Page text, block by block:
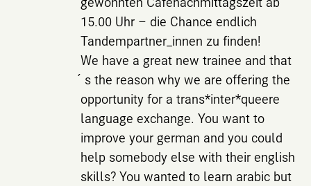
15.00 Uhr – die Chance endlich
Tandempartner_innen zu finden!
We have a great new trainee and that
´s the reason why we are offering the
opportunity for a trans*inter*queere
language exchange. You want to
improve your german and you could
help somebody else with their english
skills? You wanted to learn arabic but